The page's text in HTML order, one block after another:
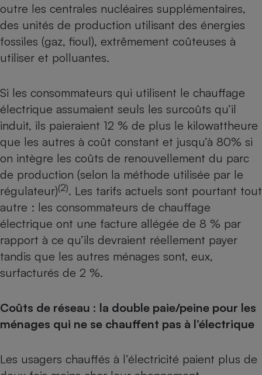
outre les centrales nucléaires supplémentaires,
des unités de production utilisant des énergies
fossiles (gaz, fioul), extrêmement coûteuses à
utiliser et polluantes.
Si les consommateurs qui utilisent le chauffage
électrique assumaient seuls les surcoûts qu’il
induit, ils paieraient 12 % de plus le kilowattheure
que les autres à coût constant et jusqu’à 80% si
on intègre les coûts de renouvellement du parc
de production (selon la méthode utilisée par le
régulateur)(2). Les tarifs actuels sont pourtant tout
autre : les consommateurs de chauffage
électrique ont une facture allégée de 8 % par
rapport à ce qu’ils devraient réellement payer
tandis que les autres ménages sont, eux,
surfacturés de 2 %.
Coûts de réseau : la double paie/peine pour les
ménages qui ne se chauffent pas à l’électrique
Les usagers chauffés à l’électricité paient plus de
Climatiseur -
Ventilateur
Robot ménager